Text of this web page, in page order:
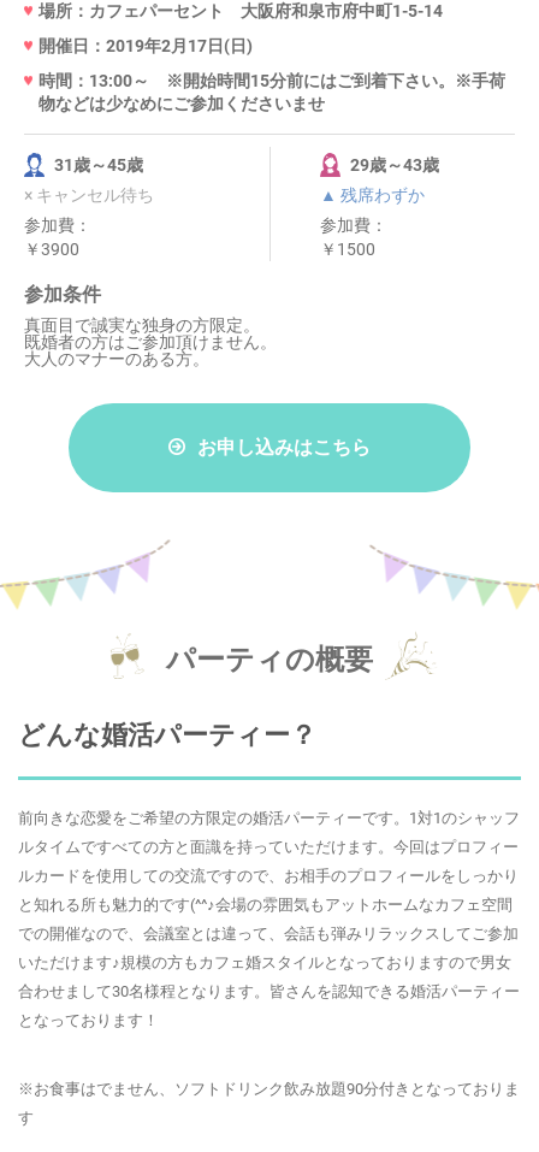
場所：カフェパーセント 大阪府和泉市府中町1-5-14
開催日：2019年2月17日(日)
時間：13:00～ ※開始時間15分前にはご到着下さい。※手荷
物などは少なめにご参加くださいませ
31歳～45歳
× キャンセル待ち
参加費：
￥3900
29歳～43歳
▲ 残席わずか
参加費：
￥1500
参加条件
真面目で誠実な独身の方限定。
既婚者の方はご参加頂けません。
大人のマナーのある方。
お申し込みはこちら
パーティの概要
どんな婚活パーティー？
前向きな恋愛をご希望の方限定の婚活パーティーです。1対1のシャッフ
ルタイムですべての方と面識を持っていただけます。今回はプロフィー
ルカードを使用しての交流ですので、お相手のプロフィールをしっかり
と知れる所も魅力的です(^^♪会場の雰囲気もアットホームなカフェ空間
での開催なので、会議室とは違って、会話も弾みリラックスしてご参加
いただけます♪規模の方もカフェ婚スタイルとなっておりますので男女
合わせまして30名様程となります。皆さんを認知できる婚活パーティー
となっております！
※お食事はでません、ソフトドリンク飲み放題90分付きとなっておりま
す